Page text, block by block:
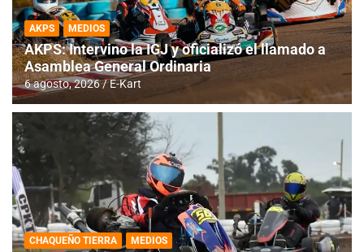
AKPS MEDIOS
AKPS: Intervino la IGJ y oficializó el llamado a
Asamblea General Ordinaria
6 agosto, 2026 E-Kart
CHAQUEÑO TIERRA MEDIOS